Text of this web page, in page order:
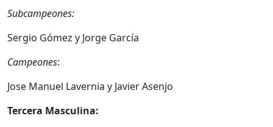
Subcampeones:
Sergio Gómez y Jorge García
Campeones:
Jose Manuel Lavernia y Javier Asenjo
Tercera Masculina: